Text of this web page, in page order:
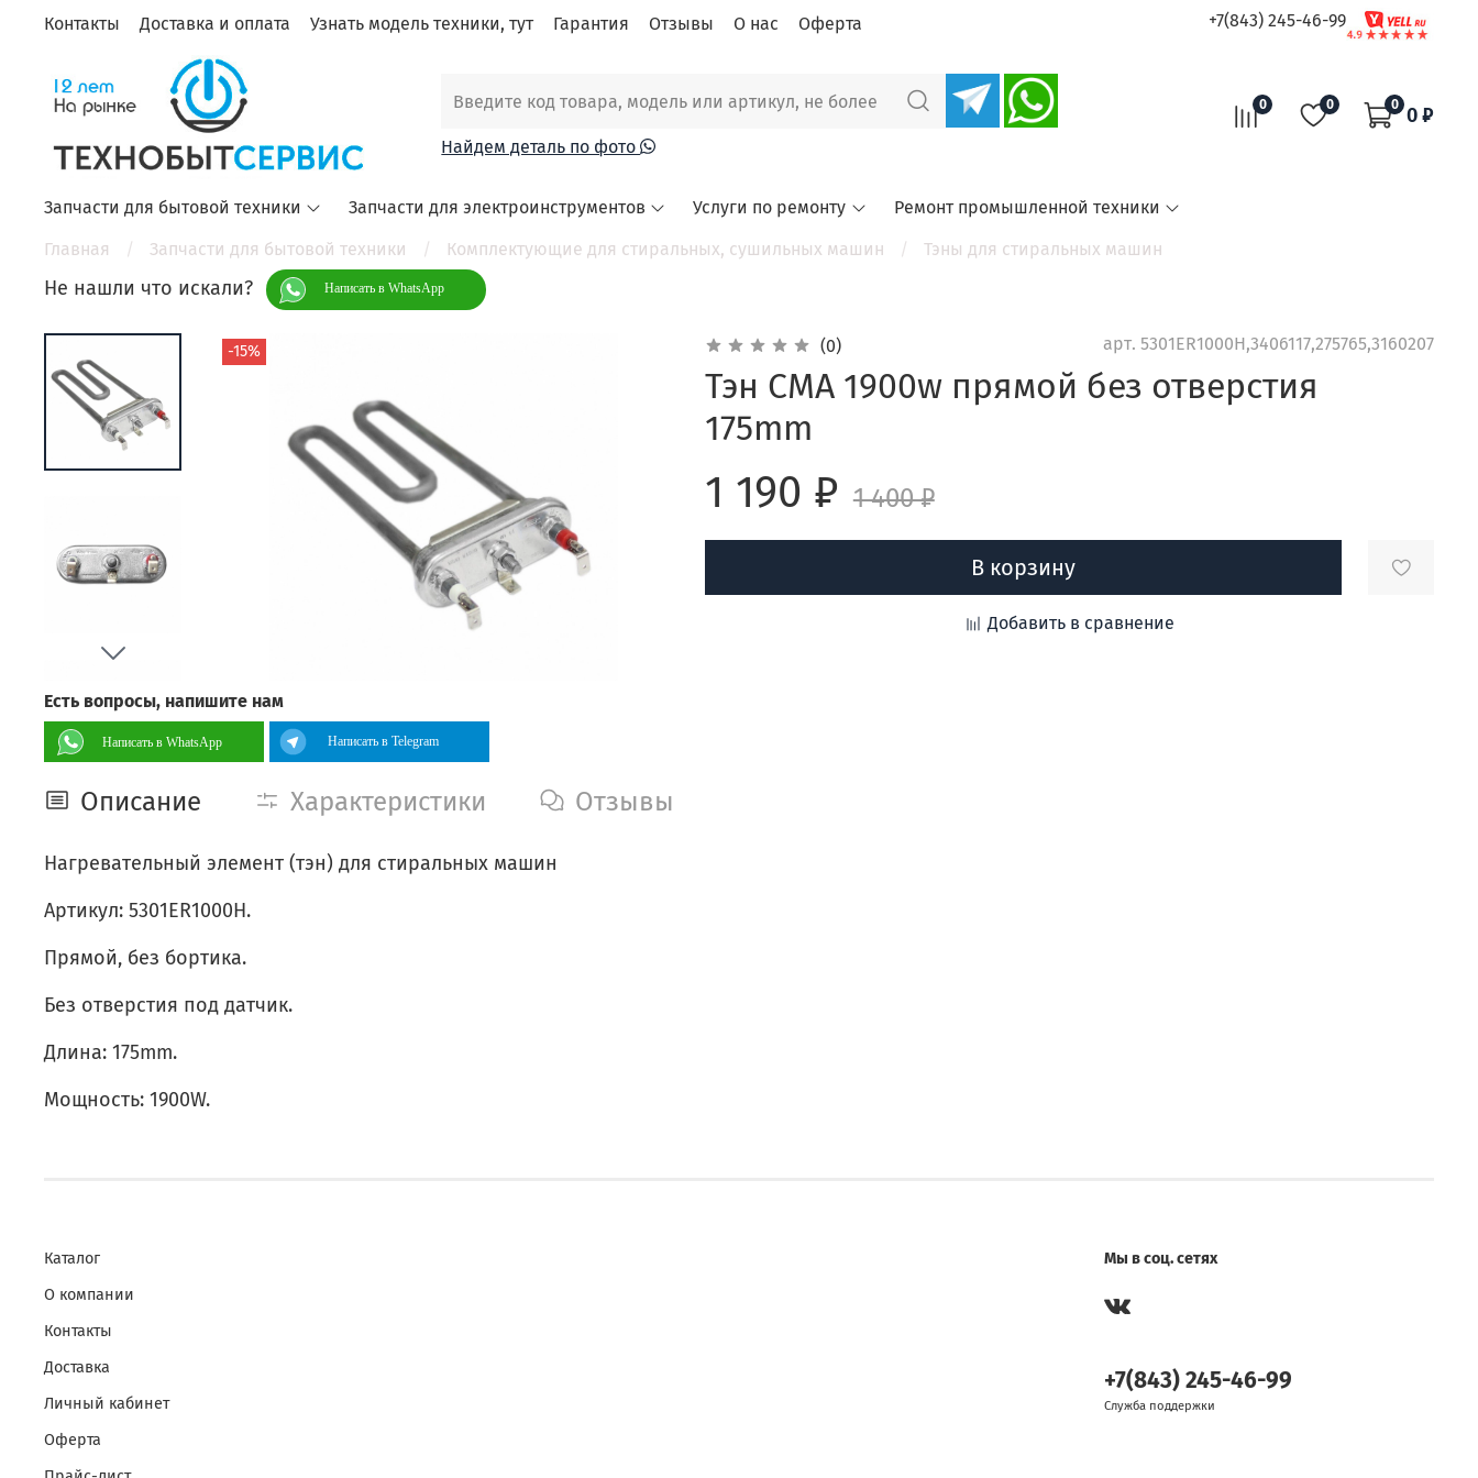
Контакты Доставка и оплата Узнать модель техники, тут Гарантия Отзывы О нас Оферта +7(843) 245-46-99
Найдем деталь по фото
0 0 0 0 ₽
Запчасти для бытовой техники Запчасти для электроинструментов Услуги по ремонту
Ремонт промышленной техники
Главная
Запчасти для бытовой техники Комплектующие для стиральных, сушильных машин Тэны для стиральных машин
Не нашли что искали? Написать в WhatsApp
-15% (0) арт. 5301ER1000H,3406117,275765,3160207
Тэн СМА 1900w прямой без отверстия
175mm
1 190 ₽ 1 400 ₽
В корзину
Добавить в сравнение
Есть вопросы, напишите нам
Написать в WhatsApp Написать в Telegram
Описание Характеристики Отзывы
Нагревательный элемент (тэн) для стиральных машин
Артикул: 5301ER1000H.
Прямой, без бортика.
Без отверстия под датчик.
Длина: 175mm.
Мощность: 1900W.
Каталог
О компании
Контакты
Доставка
Личный кабинет
Оферта
Мы в соц. сетях
+7(843) 245-46-99
Служба поддержки